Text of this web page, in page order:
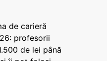
de carieră
profesorii
de lei până